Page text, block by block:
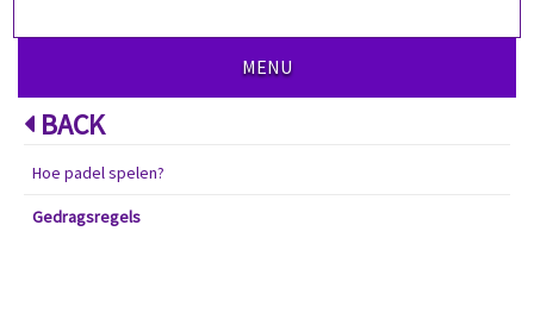
MENU
BACK
Hoe padel spelen?
Gedragsregels